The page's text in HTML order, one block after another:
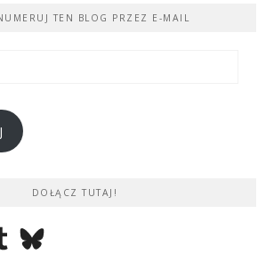
TEN BLOG PRZEZ E-MAIL
DOŁĄCZ TUTAJ!
Bluesky